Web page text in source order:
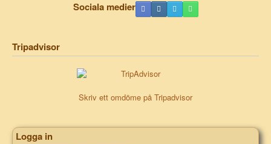
Sociala medier
Tripadvisor
Skriv ett omdöme på Tripadvisor
Logga in